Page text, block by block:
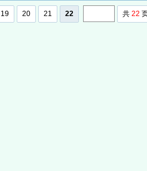
19 20 21 22 共 22